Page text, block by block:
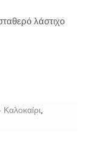
λάστιχο
Καλοκαίρι,